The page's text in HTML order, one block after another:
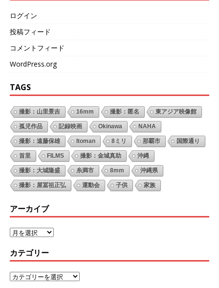
ログイン
投稿フィード
コメントフィード
WordPress.org
TAGS
撮影：山里景吉 16mm 撮影：匿名 東アジア映像館
孤児作品 記録映画 Okinawa NAHA
撮影：遠藤保雄 Itoman 8ミリ 那覇市 国際通り
首里 FILMS 撮影：金城真助 沖縄
撮影：大城隆盛 糸満市 8mm 沖縄県
撮影：屋冨祖正弘 運動会 子供 家族
アーカイブ
カテゴリー